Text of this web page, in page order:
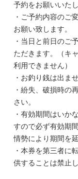
予約をお願いいたし
・ご予約内容のご
お願い致します。
・当日と前日のご
ただきます。（キ
利用できません
・お釣り銭は出ま
・紛失、破損時の
さい。
・有効期間はいか
すので必ず有効期
情勢により期間を
・本券を第三者に
供することは禁止